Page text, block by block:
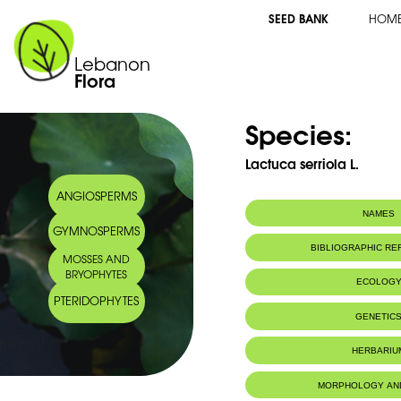
Lebanon
Flora
SEED BANK
ANGIOSPERMS
GYMNOSPERMS
MOSSES AND
BRYOPHYTES
PTERIDOPHYTES
Species:
Lactuca serriola L.
NAMES
BIBLIOGRAPHIC
ECOLOGY
Cultures,
MORPHOLOGY